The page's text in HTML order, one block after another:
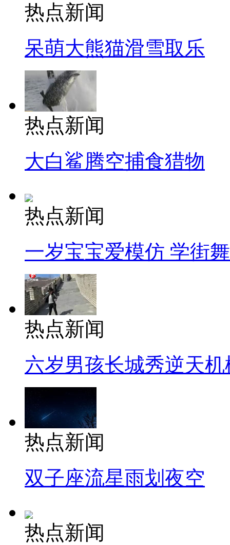
热点新闻
呆萌大熊猫滑雪取乐
热点新闻
大白鲨腾空捕食猎物
热点新闻
一岁宝宝爱模仿 学街
热点新闻
六岁男孩长城秀逆天机
热点新闻
双子座流星雨划夜空
热点新闻